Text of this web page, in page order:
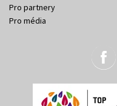
Pro partnery
Pro média